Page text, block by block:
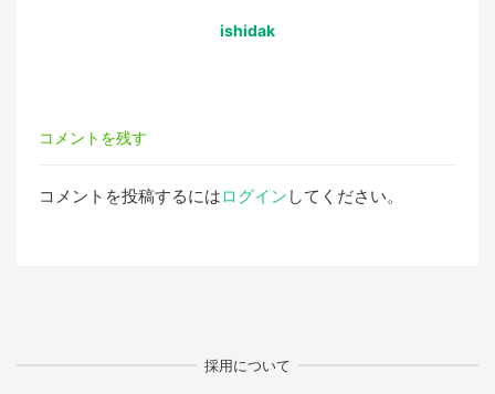
ishidak
コメントを残す
コメントを投稿するにはログイン してください。
採用について